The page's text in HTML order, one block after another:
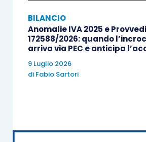
Per quanto riguarda,
dell’Iva, l’articolo 19-bis1,
prevede che:
BILANCIO
Anomalie IVA 2025 e
172588/2026: quando
arriva via PEC e anticipa
9 Luglio 2026
di Fabio Sartori